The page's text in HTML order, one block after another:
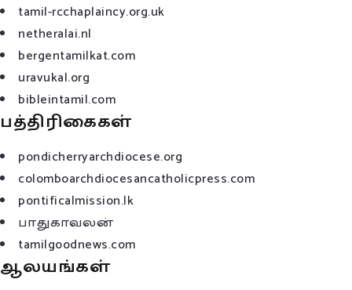
tamil-rcchaplaincy.org.uk
netheralai.nl
bergentamilkat.com
uravukal.org
bibleintamil.com
பத்திரிகைகள்
pondicherryarchdiocese.org
colomboarchdiocesancatholicpress.com
pontificalmission.lk
பாதுகாவலன்
tamilgoodnews.com
ஆலயங்கள்